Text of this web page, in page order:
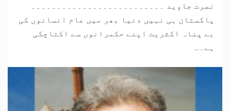
نصرت جاوید ۔۔۔۔۔۔۔۔۔۔۔۔۔۔۔۔۔۔۔۔۔۔۔۔۔۔
پاکستان ہی نہیں دنیا بھر میں عام انسانوں کی
بے پناہ اکثریت اپنے حکمرانوں سے اکتاچکی
ہے۔...